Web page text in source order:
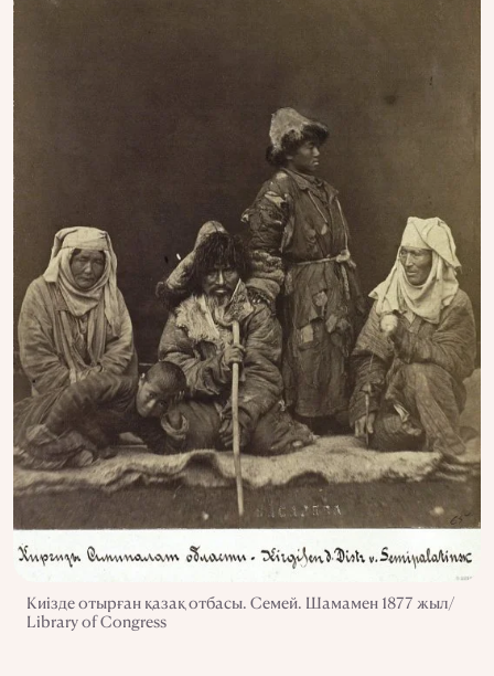
Киізде отырған қазақ отбасы. Семей. Шамамен 1877 жыл/
Library of Congress